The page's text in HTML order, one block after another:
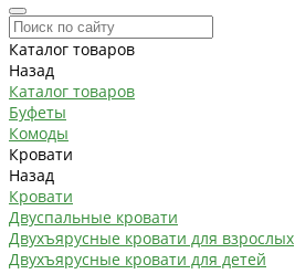
Каталог товаров
Назад
Каталог товаров
Буфеты
Комоды
Кровати
Назад
Кровати
Двуспальные кровати
Двухъярусные кровати для взрослых
Двухъярусные кровати для детей